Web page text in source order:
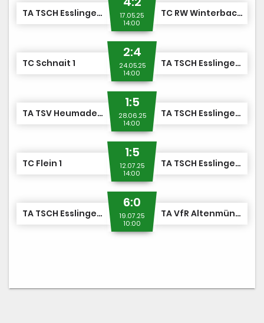
TA TSCH Esslingen 1
17.05.25
14:00
TC RW Winterbach 1
TC Schnait 1
2:4
24.05.25
14:00
TA TSCH Esslingen 1
TA TSV Heumaden 1
1:5
28.06.25
14:00
TA TSCH Esslingen 1
TC Flein 1
1:5
12.07.25
14:00
TA TSCH Esslingen 1
TA TSCH Esslingen 1
6:0
19.07.25
10:00
TA VfR Altenmünster 1